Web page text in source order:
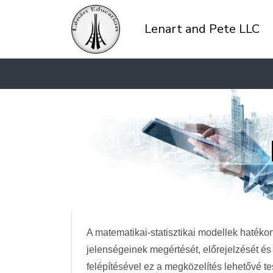
Lenart and Pete LLC
A modelleink olyan változók és
módszereket alkalmazunk a változók
vagy bizonytalanságok
környezeti hatások felméréséről, a
hogy eligazodjanak a komplexitásban és
A matematikai-statisztikai modellek
jelenségeinek megértését, előrejelzését
felépítésével ez a megközelítés lehetővé